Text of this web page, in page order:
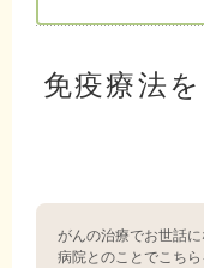
免疫療法
がんの治療でお世話
病院とのことでこち